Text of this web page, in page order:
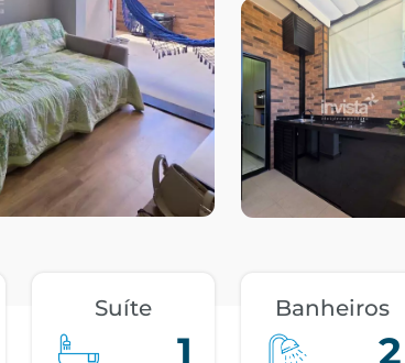
Suíte
1
Banheiros
2